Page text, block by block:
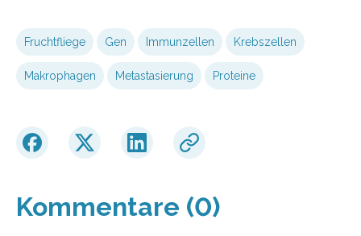
Fruchtfliege Gen Immunzellen Krebszellen
Makrophagen Metastasierung Proteine
Kommentare (0)